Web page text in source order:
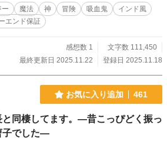
少女のマサラ・ムービー風冒険活劇。全31話。
ー 魔法 神 冒険 吸血鬼
インド風
エンド保証
感想数 1
文字数 111,450
最終更新日 2025.11.22
登録日 2025.11.18
お気に入り追加 461
同棲してます。―昔こっぴどく振っ
子でした―